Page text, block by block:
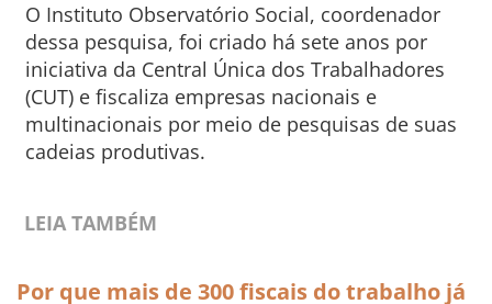
O Instituto Observatório Social, coordenador
dessa pesquisa, foi criado há sete anos por
iniciativa da Central Única dos Trabalhadores
(CUT) e fiscaliza empresas nacionais e
multinacionais por meio de pesquisas de suas
cadeias produtivas.
LEIA TAMBÉM
Por que mais de 300 fiscais do trabalho já